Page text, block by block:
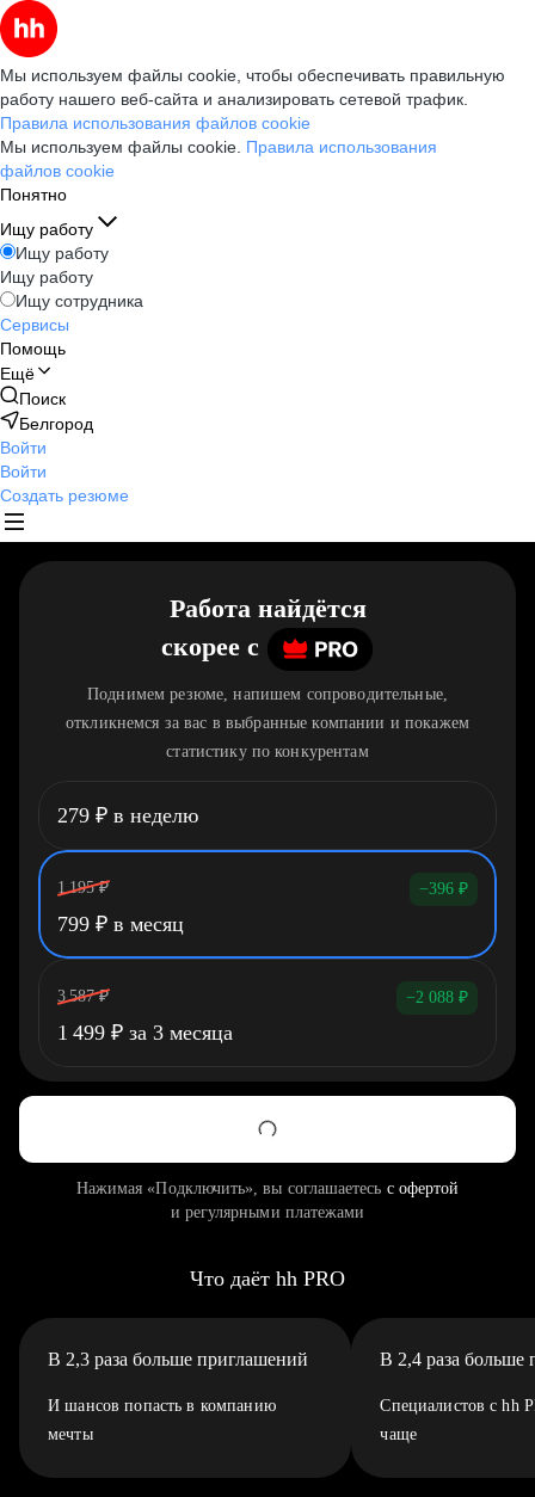
Мы используем файлы cookie, чтобы обеспечивать правильную
работу нашего веб-сайта и анализировать сетевой трафик.
Правила использования файлов cookie
Мы используем файлы cookie. Правила использования
файлов cookie
Понятно
Ищу работу
Ищу работу
Ищу работу
Ищу сотрудника
Сервисы
Помощь
Ещё
Поиск
Белгород
Войти
Войти
Создать резюме
Работа найдётся
скорее c
Поднимем резюме, напишем сопроводительные,
откликнемся за вас в выбранные компании и покажем
статистику по конкурентам
279 ₽ в неделю
1 195 ₽ −396 ₽
799 ₽ в месяц
3 587 ₽ −2 088 ₽
1 499 ₽ за 3 месяца
Нажимая «Подключить», вы соглашаетесь с офертой
и регулярными платежами
Что даёт hh PRO
В 2,3 раза больше приглашений
И шансов попасть в компанию
мечты
В 2,4 раза больше
Специалистов с hh
чаще